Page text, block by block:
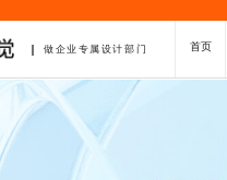
做企业专属设计部门 首页